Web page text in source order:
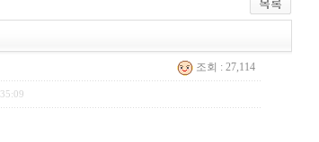
조회 : 27,114